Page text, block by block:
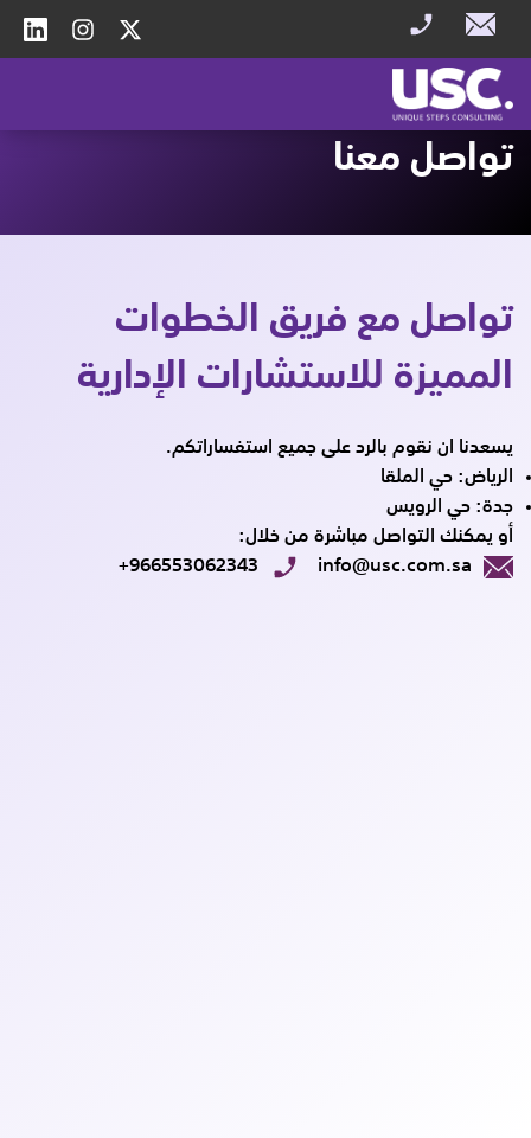
تواصل معنا
تواصل مع فريق الخطوات
المميزة للاستشارات الإدارية
يسعدنا ان نقوم بالرد على جميع استفساراتكم.
الرياض: حي الملقا
جدة: حي الرويس
أو يمكنك التواصل مباشرة من خلال:
info@usc.com.sa
+966553062343